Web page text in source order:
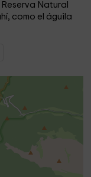
Natural
como el águila